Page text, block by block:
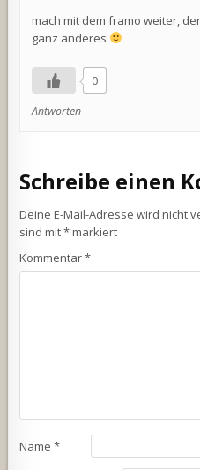
mach mit dem framo weiter,
ganz anderes
0
Antworten
Schreibe einen
Deine E-Mail-Adresse wird nicht
sind mit*markiert
Kommentar*
Name*